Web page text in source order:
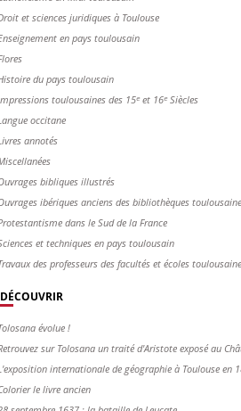
et sciences juridiques à Toulouse
en pays toulousain
du pays toulousain
toulousaines des 15ᵉ et 16ᵉ Siècles
occitane
annotés
bibliques illustrés
ibériques anciens des bibliothèques
dans le Sud de la France
et techniques en pays toulousain
des professeurs des facultés et écoles
DÉCOUVRIR
évolue !
sur Tolosana un traité d'Aristote exposé au
internationale de géographie à Toulouse en
le livre ancien